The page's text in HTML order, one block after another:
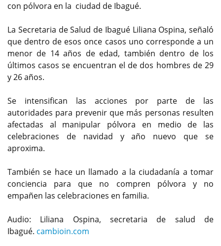
con pólvora en la ciudad de Ibagué.
La Secretaria de Salud de Ibagué Liliana Ospina, señaló
que dentro de esos once casos uno corresponde a un
menor de 14 años de edad, también dentro de los
últimos casos se encuentran el de dos hombres de 29
y 26 años.
Se intensifican las acciones por parte de las
autoridades para prevenir que más personas resulten
afectadas al manipular pólvora en medio de las
celebraciones de navidad y año nuevo que se
aproxima.
También se hace un llamado a la ciudadanía a tomar
conciencia para que no compren pólvora y no
empañen las celebraciones en familia.
Audio: Liliana Ospina, secretaria de salud de
Ibagué. cambioin.com